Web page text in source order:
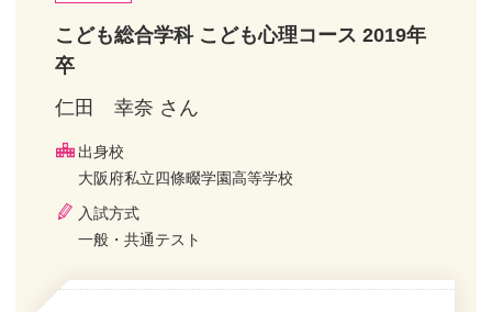
こども総合学科 こども心理コース 2019年
卒
仁田 幸奈 さん
出身校
大阪府私立四條畷学園高等学校
入試方式
一般・共通テスト